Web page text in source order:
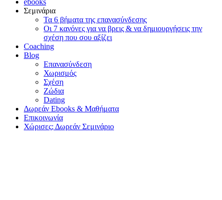
ebooks
Σεμινάρια
Τα 6 βήματα της επανασύνδεσης
Οι 7 κανόνες για να βρεις & να δημιουργήσεις την
σχέση που σου αξίζει
Coaching
Blog
Επανασύνδεση
Χωρισμός
Σχέση
Ζώδια
Dating
Δωρεάν Ebooks & Μαθήματα
Επικοινωνία
Χώρισες; Δωρεάν Σεμινάριο